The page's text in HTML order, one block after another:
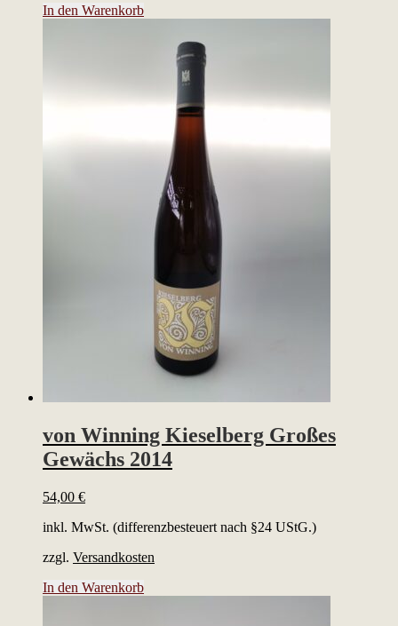
In den Warenkorb
von Winning Kieselberg Großes
Gewächs 2014
54,00 €
inkl. MwSt. (differenzbesteuert nach §24 UStG.)
zzgl. Versandkosten
In den Warenkorb